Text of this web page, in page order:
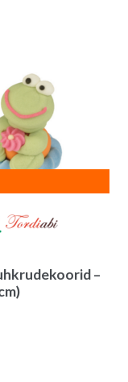
–